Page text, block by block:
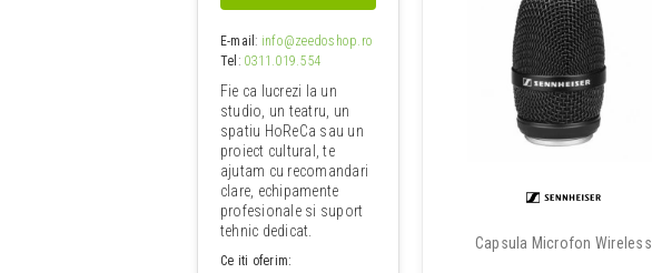
E-mail : info@zeedoshop.ro
Tel : 0311.019.554
Fie ca lucrezi la un
studio, un teatru, un
spatiu HoReCa sau un
proiect cultural, te
ajutam cu recomandari
clare, echipamente
profesionale si suport
tehnic dedicat.
Ce iti oferim:
Capsula Microfon Wireless